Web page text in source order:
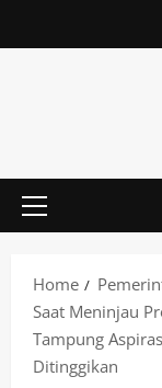
to
Primary
Home
Saat Meninjau
Tampung
Ditinggikan